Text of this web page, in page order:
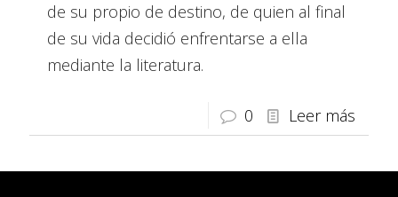
de su propio de destino, de quien al final
de su vida decidió enfrentarse a ella
mediante la literatura.
0 Leer más